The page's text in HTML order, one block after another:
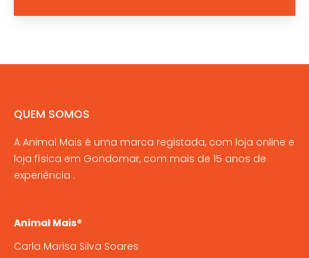
QUEM SOMOS
A Animal Mais é uma marca registada, com loja online e
loja física em Gondomar, com mais de 15 anos de
experiência .
Animal Mais®
Carla Marisa Silva Soares